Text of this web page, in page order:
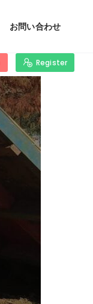
お問い合わせ
Register